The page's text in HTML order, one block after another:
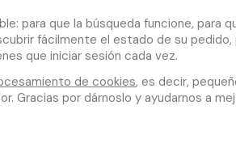
para que la búsqueda funcione, para
fácilmente el estado de su pedido,
que iniciar sesión cada vez.
de cookies, es decir,
Gracias por dárnoslo y ayudarnos a